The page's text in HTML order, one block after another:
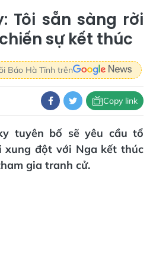
Tôi sẵn sàng rời
sự kết thúc
Báo Hà Tĩnh trên
Copy link
tuyên bố sẽ yêu cầu tổ
xung đột với Nga kết thúc
gia tranh cử.